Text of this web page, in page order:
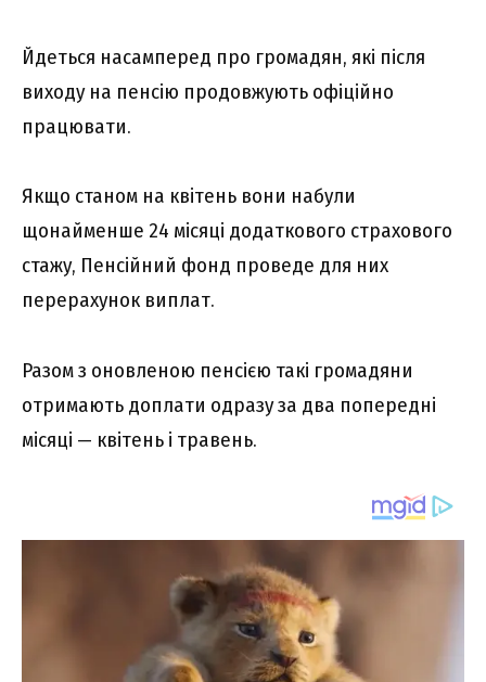
Йдеться насамперед про громадян, які після
виходу на пенсію продовжують офіційно
працювати.
Якщо станом на квітень вони набули
щонайменше 24 місяці додаткового страхового
стажу, Пенсійний фонд проведе для них
перерахунок виплат.
Разом з оновленою пенсією такі громадяни
отримають доплати одразу за два попередні
місяці — квітень і травень.